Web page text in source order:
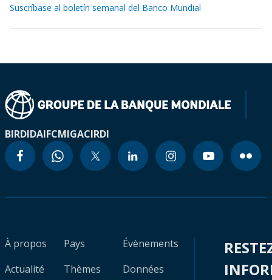
Suscríbase al boletín semanal del Banco Mundial
BIRDIDAIFCMIGACIRDI
À propos
Actualité
Pays
Thèmes
Évènements
Données